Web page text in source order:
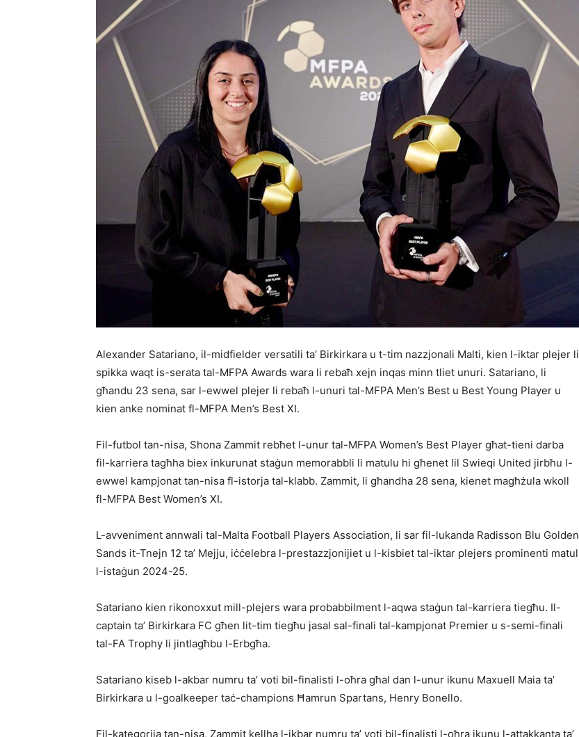
Alexander Satariano, il-midfielder versatili ta’ Birkirkara u t-tim nazzjonali Malti, kien l-iktar plejer li
spikka waqt is-serata tal-MFPA Awards wara li rebaħ xejn inqas minn tliet unuri. Satariano, li
għandu 23 sena, sar l-ewwel plejer li rebaħ l-unuri tal-MFPA Men’s Best u Best Young Player u
kien anke nominat fl-MFPA Men’s Best XI.
Fil-futbol tan-nisa, Shona Zammit rebħet l-unur tal-MFPA Women’s Best Player għat-tieni darba
fil-karriera tagħha biex inkurunat staġun memorabbli li matulu hi għenet lil Swieqi United jirbħu l-
ewwel kampjonat tan-nisa fl-istorja tal-klabb. Zammit, li għandha 28 sena, kienet magħżula wkoll
fl-MFPA Best Women’s XI.
L-avveniment annwali tal-Malta Football Players Association, li sar fil-lukanda Radisson Blu Golden
Sands it-Tnejn 12 ta’ Mejju, iċċelebra l-prestazzjonijiet u l-kisbiet tal-iktar plejers prominenti matul
l-istaġun 2024-25.
Satariano kien rikonoxxut mill-plejers wara probabbilment l-aqwa staġun tal-karriera tiegħu. Il-
captain ta’ Birkirkara FC għen lit-tim tiegħu jasal sal-finali tal-kampjonat Premier u s-semi-finali
tal-FA Trophy li jintlagħbu l-Erbgħa.
Satariano kiseb l-akbar numru ta’ voti bil-finalisti l-oħra għal dan l-unur ikunu Maxuell Maia ta’
Birkirkara u l-goalkeeper taċ-champions Ħamrun Spartans, Henry Bonello.
Fil-kategorija tan-nisa, Zammit kellha l-ikbar numru ta’ voti bil-finalisti l-oħra jkunu l-attakkanta ta’